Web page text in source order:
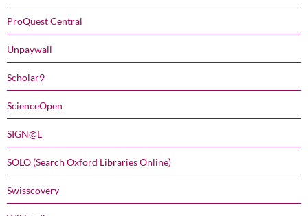
ProQuest Central
Unpaywall
Scholar9
ScienceOpen
SIGN@L
SOLO (Search Oxford Libraries Online)
Swisscovery